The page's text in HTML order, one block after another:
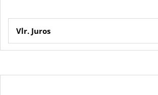
Vlr. Juros